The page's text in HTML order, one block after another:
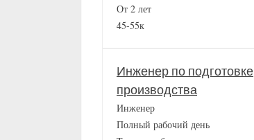
От 2 лет
45-55к
Инженер по подготовке
производства
Инженер
Полный рабочий день